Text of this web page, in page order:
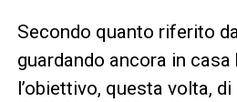
Secondo quanto riferito
guardando ancora in casa
l’obiettivo, questa volta,